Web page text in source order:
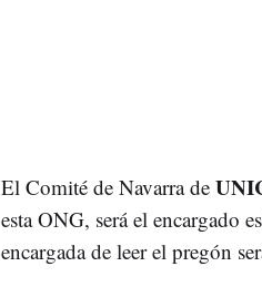
El Comité de Navarra de
esta ONG, será el encargado
encargada de leer el pregón